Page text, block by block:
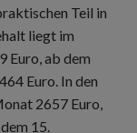
Teil in
liegt im
Euro, ab dem
Euro. In den
2657 Euro,
15.